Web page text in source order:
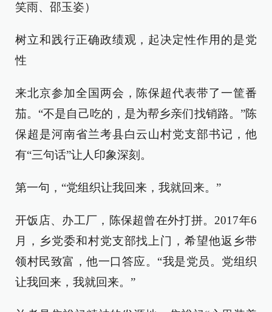
笑雨、邵玉姿）
树立和践行正确政绩观，起决定性作用的是党
性
来北京参加全国两会，陈保超代表带了一筐番
茄。“不是自己吃的，是为帮乡亲们找销路。”陈
保超是河南省兰考县白云山村党支部书记，他
有“三句话”让人印象深刻。
第一句，“党组织让我回来，我就回来。”
开饭店、办工厂，陈保超曾在外打拼。2017年6
月，乡党委和村党支部找上门，希望他返乡带
领村民致富，他一口答应。“我是党员。党组织
让我回来，我就回来。”